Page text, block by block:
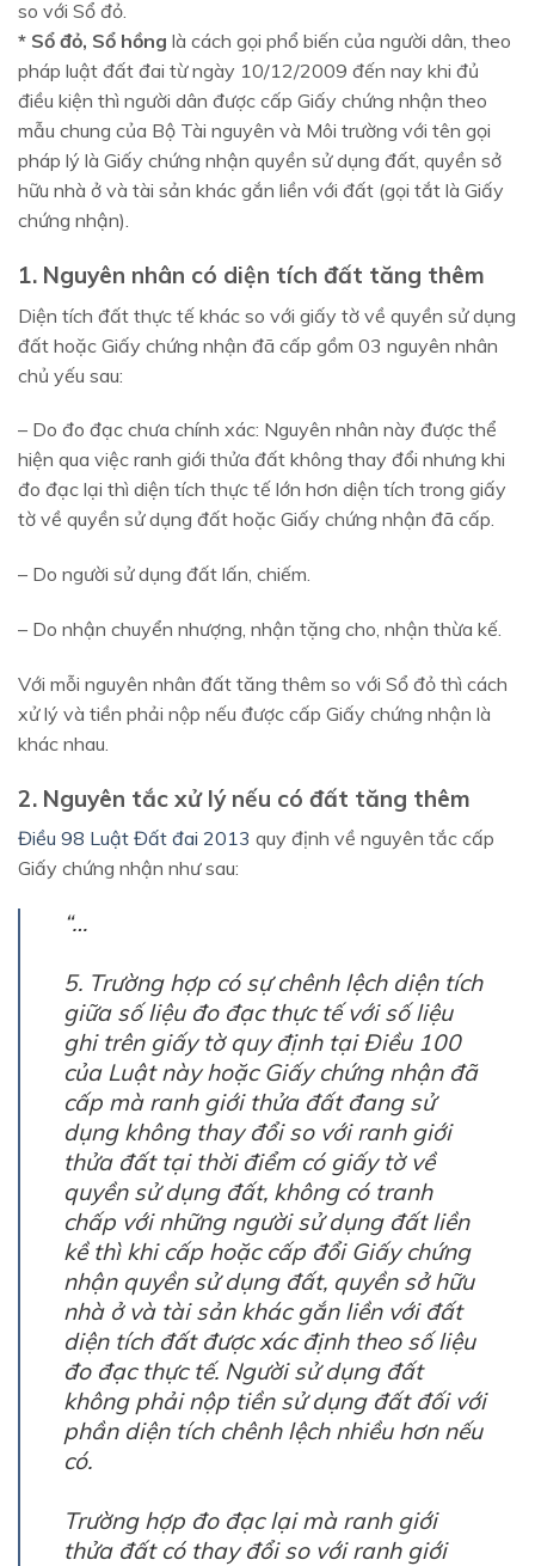
so với Sổ đỏ.
* Sổ đỏ, Sổ hồng là cách gọi phổ biến của người dân, theo
pháp luật đất đai từ ngày 10/12/2009 đến nay khi đủ
điều kiện thì người dân được cấp Giấy chứng nhận theo
mẫu chung của Bộ Tài nguyên và Môi trường với tên gọi
pháp lý là Giấy chứng nhận quyền sử dụng đất, quyền sở
hữu nhà ở và tài sản khác gắn liền với đất (gọi tắt là Giấy
chứng nhận).
1. Nguyên nhân có diện tích đất tăng thêm
Diện tích đất thực tế khác so với giấy tờ về quyền sử dụng
đất hoặc Giấy chứng nhận đã cấp gồm 03 nguyên nhân
chủ yếu sau:
– Do đo đạc chưa chính xác: Nguyên nhân này được thể
hiện qua việc ranh giới thửa đất không thay đổi nhưng khi
đo đạc lại thì diện tích thực tế lớn hơn diện tích trong giấy
tờ về quyền sử dụng đất hoặc Giấy chứng nhận đã cấp.
– Do người sử dụng đất lấn, chiếm.
– Do nhận chuyển nhượng, nhận tặng cho, nhận thừa kế.
Với mỗi nguyên nhân đất tăng thêm so với Sổ đỏ thì cách
xử lý và tiền phải nộp nếu được cấp Giấy chứng nhận là
khác nhau.
2. Nguyên tắc xử lý nếu có đất tăng thêm
Điều 98 Luật Đất đai 2013 quy định về nguyên tắc cấp
Giấy chứng nhận như sau:
“…
5. Trường hợp có sự chênh lệch diện tích
giữa số liệu đo đạc thực tế với số liệu
ghi trên giấy tờ quy định tại Điều 100
của Luật này hoặc Giấy chứng nhận đã
cấp mà ranh giới thửa đất đang sử
dụng không thay đổi so với ranh giới
thửa đất tại thời điểm có giấy tờ về
quyền sử dụng đất, không có tranh
chấp với những người sử dụng đất liền
kề thì khi cấp hoặc cấp đổi Giấy chứng
nhận quyền sử dụng đất, quyền sở hữu
nhà ở và tài sản khác gắn liền với đất
diện tích đất được xác định theo số liệu
đo đạc thực tế. Người sử dụng đất
không phải nộp tiền sử dụng đất đối với
phần diện tích chênh lệch nhiều hơn nếu
có.
Trường hợp đo đạc lại mà ranh giới
thửa đất có thay đổi so với ranh giới